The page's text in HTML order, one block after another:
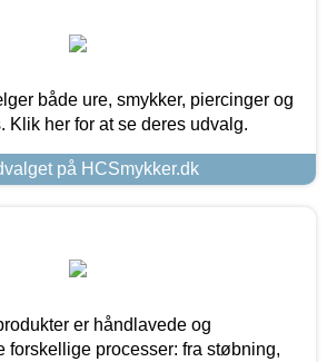
både ure, smykker, piercinger og
Klik her for at se deres udvalg.
på HCSmykker.dk
er håndlavede og
forskellige processer: fra støbning,